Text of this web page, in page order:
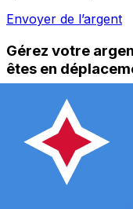
Envoyer de l’argent
Gérez votre
êtes en
L'application Xe
nécessaires pour
et la gestion de vos
programmez des
l'argent à l'étranger
l'application dès